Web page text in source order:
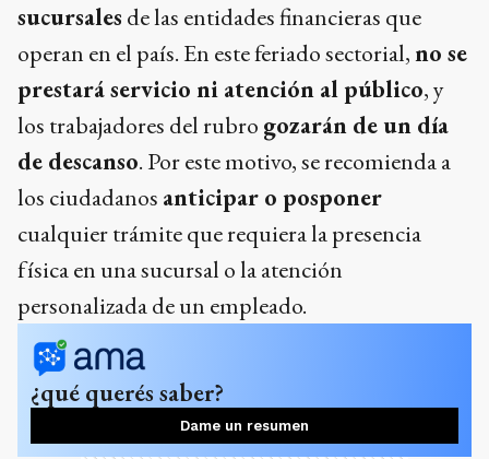
sucursales de las entidades financieras que
operan en el país. En este feriado sectorial,no se
prestará servicio ni atención al público, y
los trabajadores del rubro gozarán de un día
de descanso. Por este motivo, se recomienda a
los ciudadanos anticipar o posponer
cualquier trámite que requiera la presencia
física en una sucursal o la atención
personalizada de un empleado.
¿qué querés saber?
Dame un resumen